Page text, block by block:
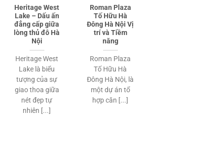
Heritage West
Lake – Dấu ấn
đẳng cấp giữa
lòng thủ đô Hà
Nội
Heritage West
Lake là biểu
tượng của sự
giao thoa giữa
nét đẹp tự
nhiên [...]
Roman Plaza
Tố Hữu Hà
Đông Hà Nội Vị
trí và Tiềm
năng
Roman Plaza
Tố Hữu Hà
Đông Hà Nội, là
một dự án tổ
hợp căn [...]